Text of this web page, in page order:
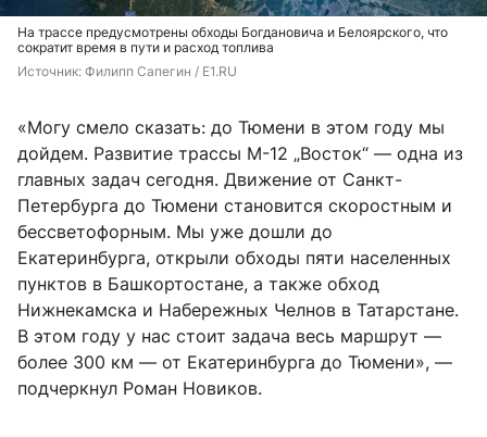
На трассе предусмотрены обходы Богдановича и Белоярского, что
сократит время в пути и расход топлива
Источник: Филипп Сапегин / E1.RU
«Могу смело сказать: до Тюмени в этом году мы
дойдем. Развитие трассы М-12 „Восток“ — одна из
главных задач сегодня. Движение от Санкт-
Петербурга до Тюмени становится скоростным и
бессветофорным. Мы уже дошли до
Екатеринбурга, открыли обходы пяти населенных
пунктов в Башкортостане, а также обход
Нижнекамска и Набережных Челнов в Татарстане.
В этом году у нас стоит задача весь маршрут —
более 300 км — от Екатеринбурга до Тюмени», —
подчеркнул Роман Новиков.